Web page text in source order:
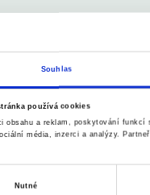
Souhlas
používá cookies
obsahu a reklam, poskytování
média, inzerci a analýzy.
Nutné